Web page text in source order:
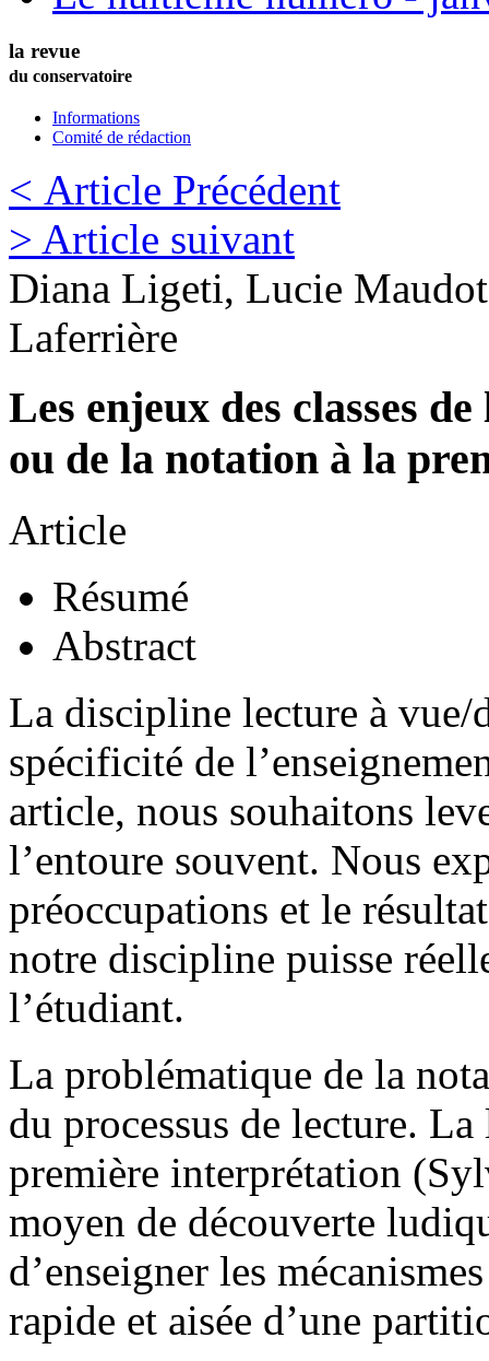
la revue
du conservatoire
Informations
Comité de rédaction
< Article Précédent
> Article suivant
Diana Ligeti, Lucie
Laferrière
Les enjeux des classes
ou de la notation à la
Article
Résumé
Abstract
La discipline lecture à vue/
spécificité de
article, nous souhaitons
l’entoure souvent. Nous
préoccupations et le
notre discipline puisse
l’étudiant.
La problématique de la
du processus de lecture.
première interprétation
moyen de découverte
d’enseigner les
rapide et aisée d’une